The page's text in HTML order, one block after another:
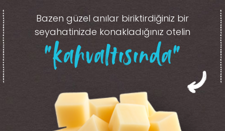
Bazen güzel anılar biriktirdiğiniz bir
seyahatinizde konakladığınız otelin
“kahvaltısında”